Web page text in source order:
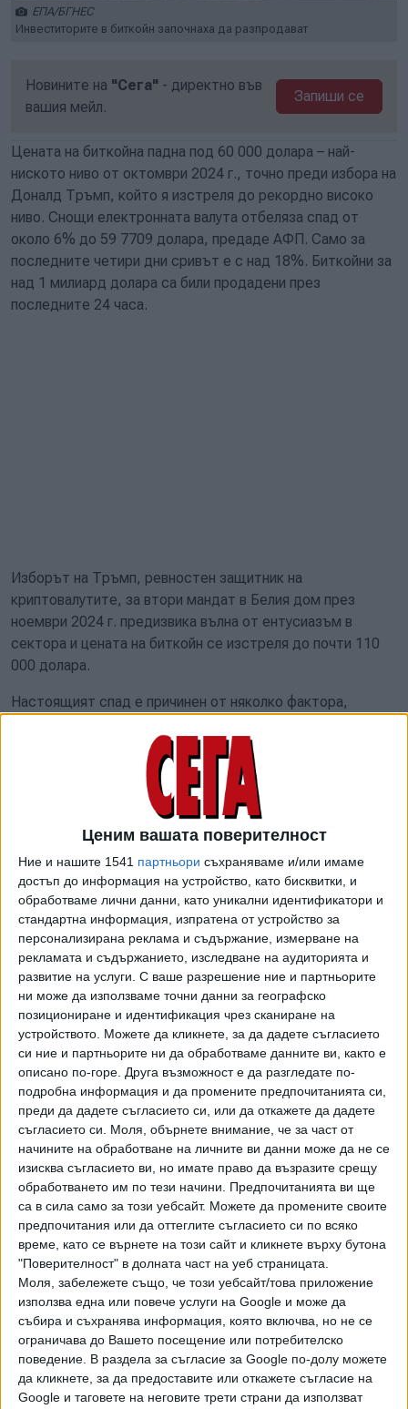
Ценим вашата поверителност
Ние и нашите 1541 партньори съхраняваме и/или имаме
достъп до информация на устройство, като бисквитки, и
обработваме лични данни, като уникални идентификатори и
стандартна информация, изпратена от устройство за
персонализирана реклама и съдържание, измерване на
рекламата и съдържанието, изследване на аудиторията и
развитие на услуги. С ваше разрешение ние и партньорите
ни може да използваме точни данни за географско
позициониране и идентификация чрез сканиране на
устройството. Можете да кликнете, за да дадете съгласието
си ние и партньорите ни да обработваме данните ви, както е
описано по-горе. Друга възможност е да разгледате по-
подробна информация и да промените предпочитанията си,
преди да дадете съгласието си, или да откажете да дадете
съгласието си. Моля, обърнете внимание, че за част от
начините на обработване на личните ви данни може да не се
изисква съгласието ви, но имате право да възразите срещу
обработването им по тези начини. Предпочитанията ви ще
са в сила само за този уебсайт. Можете да промените своите
предпочитания или да оттеглите съгласието си по всяко
време, като се върнете на този сайт и кликнете върху бутона
"Поверителност" в долната част на уеб страницата.
Моля, забележете също, че този уебсайт/това приложение
използва една или повече услуги на Google и може да
събира и съхранява информация, която включва, но не се
ограничава до Вашето посещение или потребителско
поведение. В раздела за съгласие за Google по-долу можете
да кликнете, за да предоставите или откажете съгласие на
Google и таговете на неговите трети страни да използват
ЕПА/БГНЕС
Инвеститорите в биткойн започнаха да разпродават
Новините на "Сега" - директно във
вашия мейл.
Запиши се
Цената на биткойна падна под 60 000 долара – най-
ниското ниво от октомври 2024 г., точно преди избора на
Доналд Тръмп, който я изстреля до рекордно високо
ниво. Снощи електронната валута отбеляза спад от
около 6% до 59 7709 долара, предаде АФП. Само за
последните четири дни сривът е с над 18%. Биткойни за
над 1 милиард долара са били продадени през
последните 24 часа.
Изборът на Тръмп, ревностен защитник на
криптовалутите, за втори мандат в Белия дом през
ноември 2024 г. предизвика вълна от ентусиазъм в
сектора и цената на биткойн се изстреля до почти 110
000 долара.
Настоящият спад е причинен от няколко фактора,
според Ема Бернау, консултант в
Eurosagency. Изненадваща продажба от страна на
Strategy – един от най-известните корпоративни
притежатели на биткойни, разклати доверието.
Компанията разкри, че е продала 32 биткойна на
стойност 2.5 млн. долара от резервите си, което е
първата подобна продажба от няколко години насам.
„Въпреки че сумата беше минимална, символичното
значение е значително. Пазарът като цяло считаше, че
Strategy няма намерение да продава своите биткойни и
ще продължи да ги натрупва, независимо от пазарните
условия“, заяви Бернау. Тя каза, че дългосрочните
инвеститори могат да разглеждат спада като
възможност за покупка, и посочи няколко потенциални
благоприятни фактора, включително напредъка в
законодателството на САЩ за подкрепа на сектора на
криптовалути.
Засега обаче прогнозата не се оправдава - няколко часа
по-късно BlackRock ETF продаде биткойни за над 213
млн. долара.
🚨 BREAKING:
MAJOR EXCHANGES ARE OFFLOADING
BITCOIN AT AN AGGRESSIVE PACE
MILLIONS OF DOLLARS WORTH OF$BTCARE
HITTING THE MARKET EVERY FEW MINUTES,
PUSHING PRICE DOWN TO $60,461